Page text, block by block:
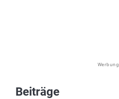
Werbung
Beiträge